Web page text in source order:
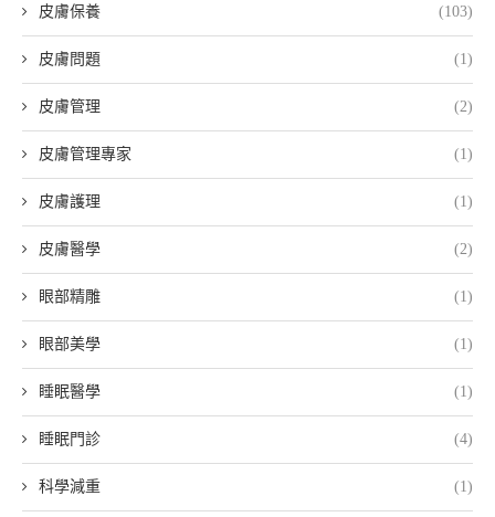
皮膚保養 (103)
皮膚問題 (1)
皮膚管理 (2)
皮膚管理專家 (1)
皮膚護理 (1)
皮膚醫學 (2)
眼部精雕 (1)
眼部美學 (1)
睡眠醫學 (1)
睡眠門診 (4)
科學減重 (1)